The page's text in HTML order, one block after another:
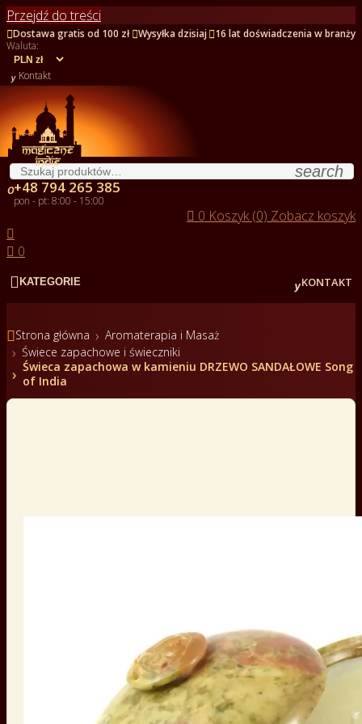
Przejdź do treści
Dostawa gratis od 100 zł Wysyłka dzisiaj 16 lat doświadczenia w branży
Waluta:
 Kontakt
search
+48 794 265 385
pon - pt: 8:00 - 15:00
 0 Koszyk (0) Zobacz koszyk

 0
 KATEGORIE KONTAKT
Strona główna
Aromaterapia i Masaż
Świece zapachowe i świeczniki
Świeca zapachowa w kamieniu DRZEWO SANDAŁOWE Song
of India